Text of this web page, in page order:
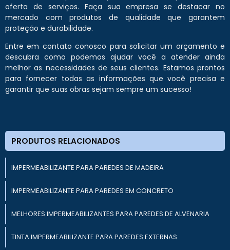
oferta de serviços. Faça sua empresa se destacar no
mercado com produtos de qualidade que garantem
proteção e durabilidade.
Entre em contato conosco para solicitar um orçamento e
descubra como podemos ajudar você a atender ainda
melhor as necessidades de seus clientes. Estamos prontos
para fornecer todas as informações que você precisa e
garantir que suas obras sejam sempre um sucesso!
PRODUTOS RELACIONADOS
IMPERMEABILIZANTE PARA PAREDES DE MADEIRA
IMPERMEABILIZANTE PARA PAREDES EM CONCRETO
MELHORES IMPERMEABILIZANTES PARA PAREDES DE ALVENARIA
TINTA IMPERMEABILIZANTE PARA PAREDES EXTERNAS